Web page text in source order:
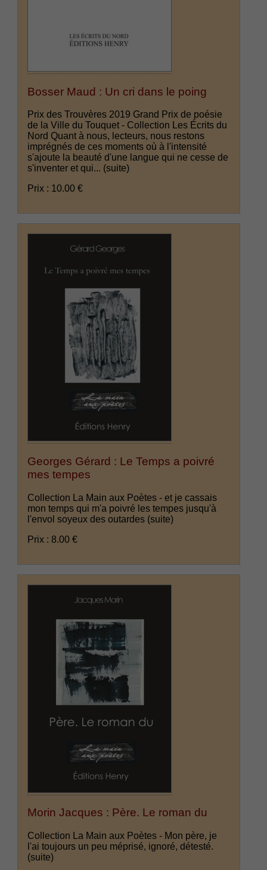
Bosser Maud : Un cri dans le poing
Prix des Trouvères 2019 Grand Prix de poésie
de la Ville du Touquet - Collection Les Écrits du
Nord Quant à nous, lecteurs, nous restons
imprégnés de ces moments où à l'intensité
s'ajoute la beauté d'une langue qui ne cesse de
s'inventer et qui... (suite)
Prix : 10.00 €
Georges Gérard : Le Temps a poivré
mes tempes
Collection La Main aux Poètes - et je cassais
mon temps qui m'a poivré les tempes jusqu'à
l'envol soyeux des outardes (suite)
Prix : 8.00 €
Morin Jacques : Père. Le roman du
Collection La Main aux Poètes - Mon père, je
l'ai toujours un peu méprisé, ignoré, détesté.
(suite)